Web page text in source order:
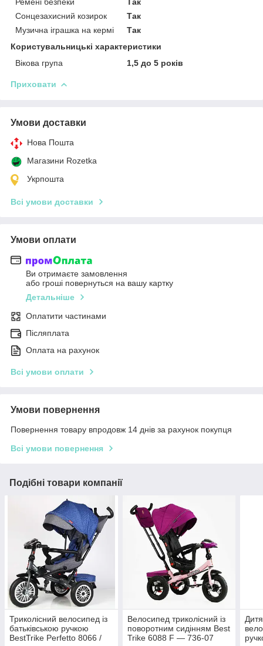
Сонцезахисний козирок
Так
Музична іграшка на кермі
Так
Користувальницькі характеристики
Вікова група
1,5 до 5 років
Приховати
Умови доставки
Нова Пошта
Магазини Rozetka
Укрпошта
Всі умови доставки
Умови оплати
Ви отримаєте замовлення
або гроші повернуться на вашу картку
Детальніше
Оплатити частинами
Післяплата
Оплата на рахунок
Всі умови оплати
Умови повернення
Повернення товару впродовж 14 днів за рахунок покупця
Всі умови повернення
Подібні товари компанії
Триколісний велосипед із
батьківською ручкою
BestTrike Perfetto 8066 /
Велосипед триколісний із
поворотним сидінням Best
Trike 6088 F — 736-07